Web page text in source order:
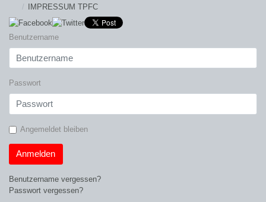
IMPRESSUM TPFC
Benutzername
Passwort
Angemeldet bleiben
Anmelden
Benutzername vergessen?
Passwort vergessen?